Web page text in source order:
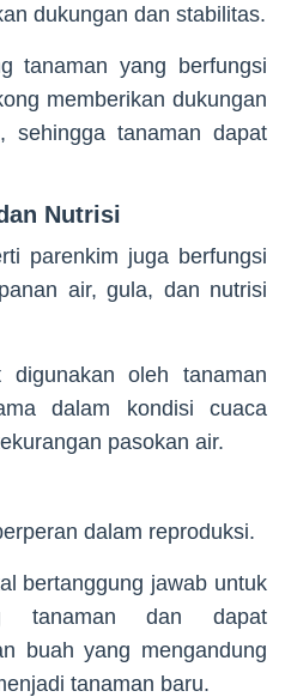
dukungan dan stabilitas.
tanaman yang berfungsi
memberikan dukungan
sehingga tanaman dapat
Nutrisi
parenkim juga berfungsi
air, gula, dan nutrisi
digunakan oleh tanaman
dalam kondisi cuaca
pasokan air.
dalam reproduksi.
bertanggung jawab untuk
tanaman dan dapat
buah yang mengandung
tanaman baru.